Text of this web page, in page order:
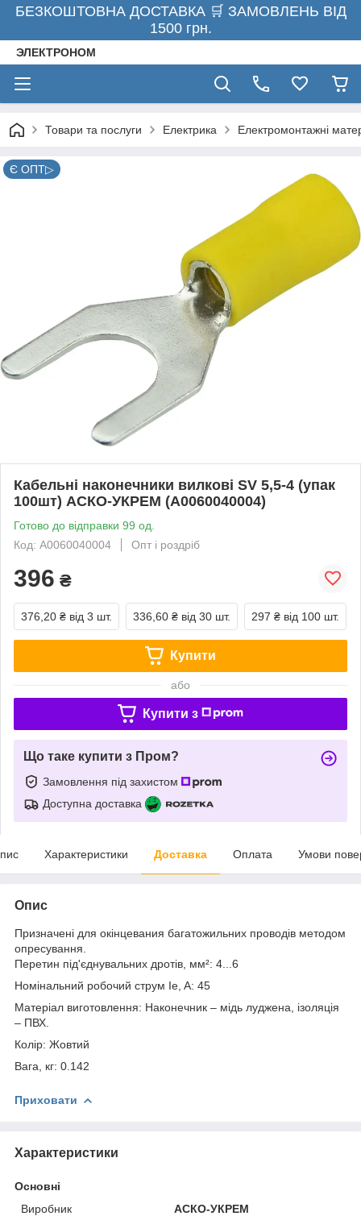
БЕЗКОШТОВНА ДОСТАВКА 🛒 ЗАМОВЛЕНЬ ВІД
1500 грн.
ЭЛЕКТРОНОМ
Товари та послуги Електрика Електромонтажні
Є ОПТ▷
Кабельні наконечники вилкові SV 5,5-4 (упак
100шт) АСКО-УКРЕМ (A0060040004)
Готово до відправки 99 од.
Код: A0060040004
Опт і роздріб
396 ₴
376,20 ₴ від 3 шт. 336,60 ₴ від 30 шт. 297 ₴ від 100 шт.
Купити
або
Купити з
Що таке купити з Пром?
Замовлення під захистом
Доступна доставка
Характеристики Доставка Оплата Умови
Опис
Призначені для окінцевания багатожильних проводів методом
опресування.
Перетин під'єднувальних дротів, мм²: 4...6
Номінальний робочий струм Ie, A: 45
Матеріал виготовлення: Наконечник – мідь луджена, ізоляція
– ПВХ.
Колір: Жовтий
Вага, кг: 0.142
Приховати
Характеристики
Основні
Виробник
АСКО-УКРЕМ